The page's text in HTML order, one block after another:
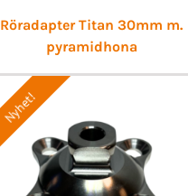
Röradapter Titan 30mm m.
pyramidhona
Nyhet!